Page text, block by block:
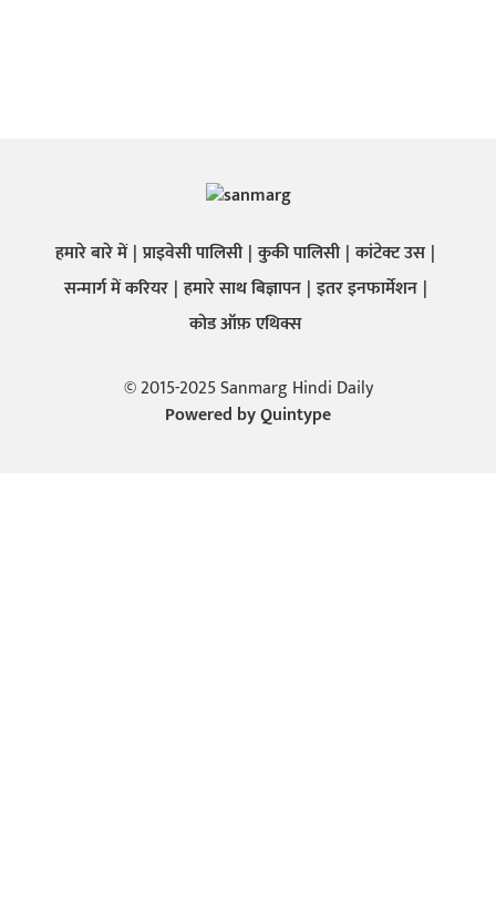
हमारे बारे में प्राइवेसी पालिसी कुकी पालिसी कांटेक्ट उस
सन्मार्ग में करियर हमारे साथ बिज्ञापन इतर इनफार्मेशन
कोड ऑफ़ एथिक्स
© 2015-2025 Sanmarg Hindi Daily
Powered byQuintype